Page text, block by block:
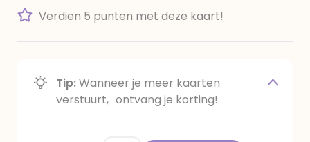
Verdien 5 punten met deze kaart!
Tip:Wanneer je meer kaarten
verstuurt, ontvang je korting!